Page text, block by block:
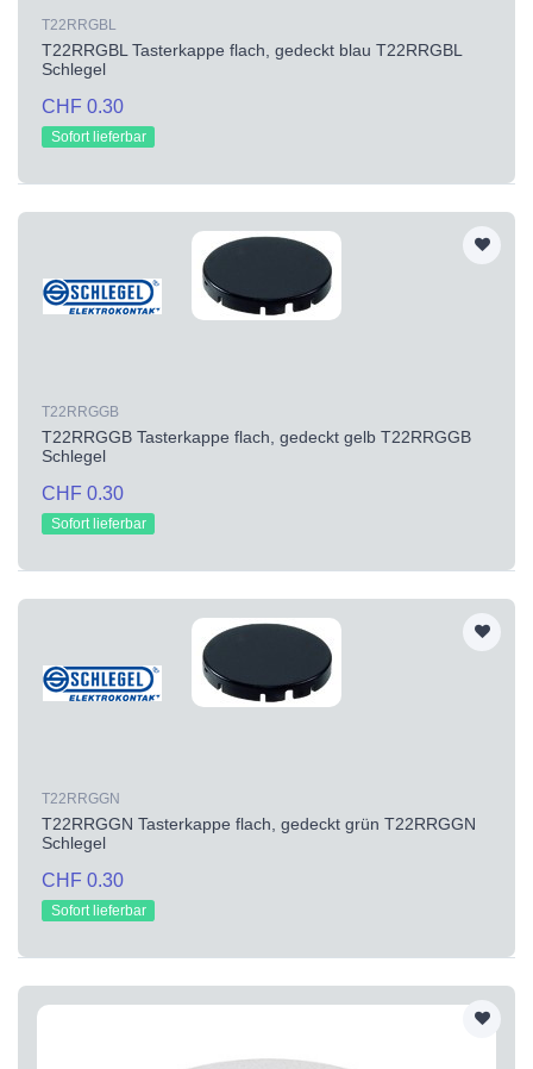
T22RRGBL
T22RRGBL Tasterkappe flach, gedeckt blau T22RRGBL
Schlegel
CHF 0.30
Sofort lieferbar
T22RRGGB
T22RRGGB Tasterkappe flach, gedeckt gelb T22RRGGB
Schlegel
CHF 0.30
Sofort lieferbar
T22RRGGN
T22RRGGN Tasterkappe flach, gedeckt grün T22RRGGN
Schlegel
CHF 0.30
Sofort lieferbar